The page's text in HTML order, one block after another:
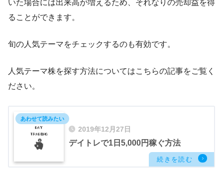
いた場合には出来高が増えるため、それなりの売却益を得
ることができます。
旬の人気テーマをチェックするのも有効です。
人気テーマ株を探す方法についてはこちらの記事をご覧く
ださい。
2019年12月27日
デイトレで1日5,000円稼ぐ方法